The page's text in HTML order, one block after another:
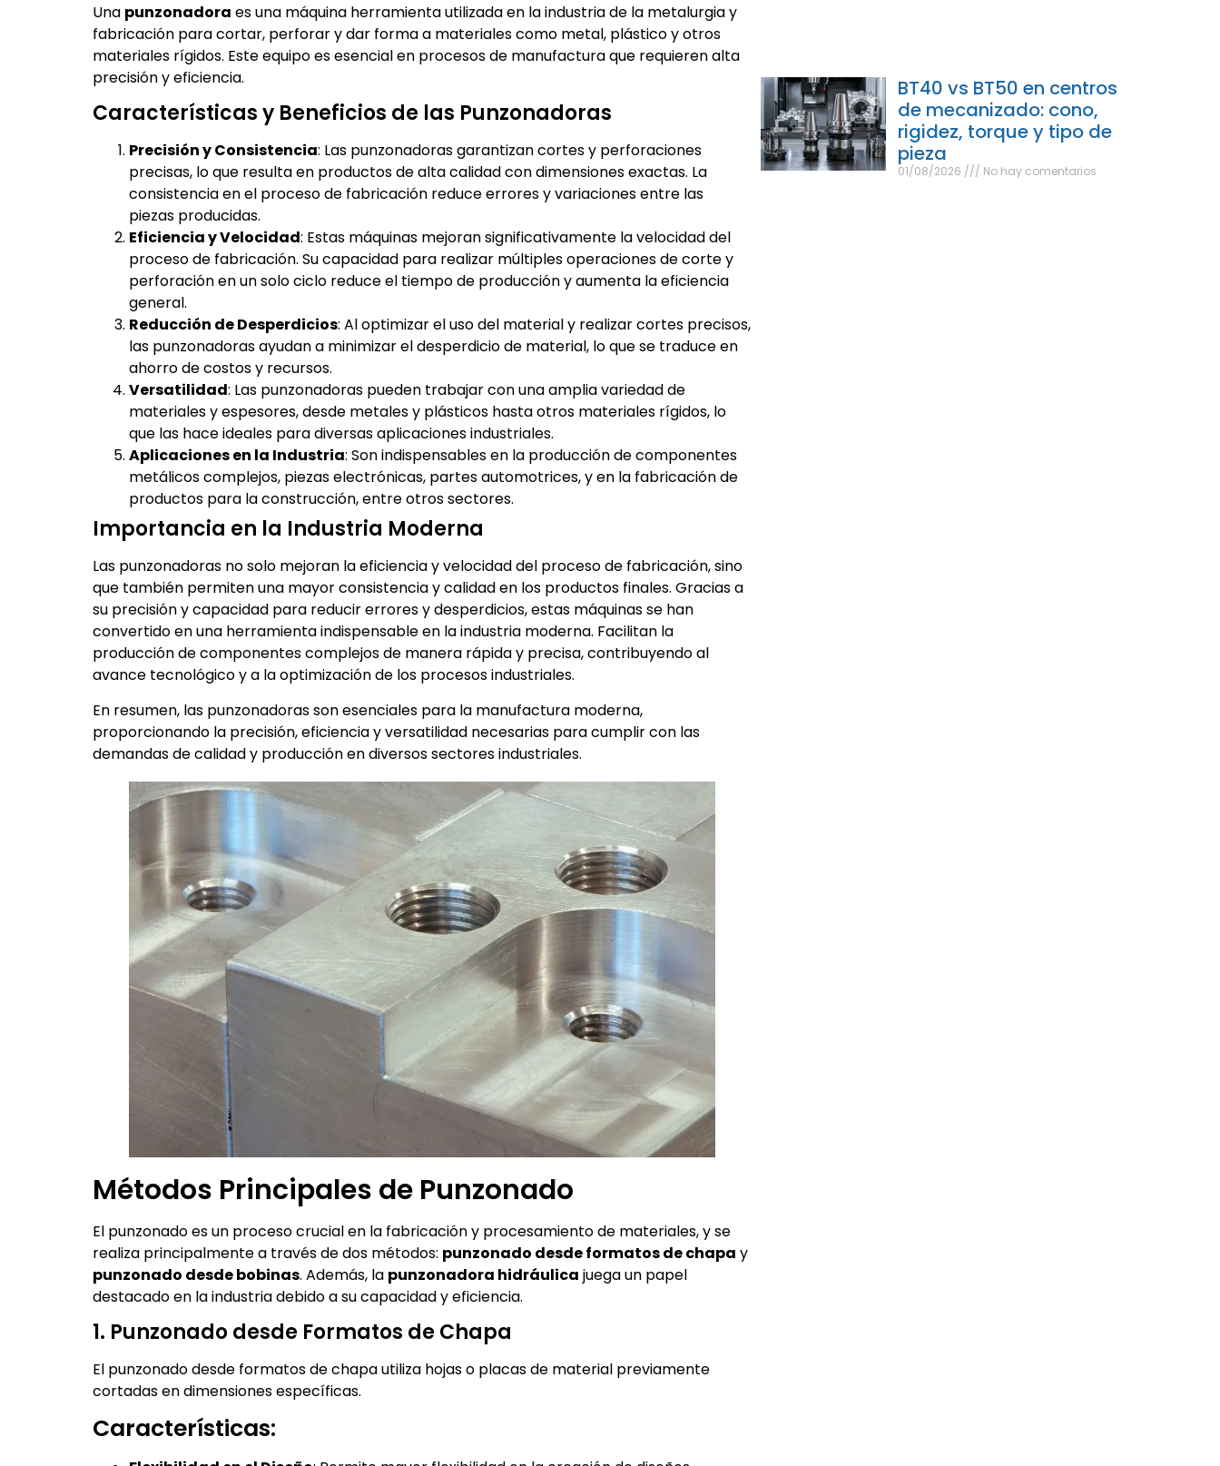
Una punzonadora es una máquina herramienta utilizada en la industria de la metalurgia y
fabricación para cortar, perforar y dar forma a materiales como metal, plástico y otros
materiales rígidos. Este equipo es esencial en procesos de manufactura que requieren alta
precisión y eficiencia.
Características y Beneficios de las Punzonadoras
Precisión y Consistencia: Las punzonadoras garantizan cortes y perforaciones
precisas, lo que resulta en productos de alta calidad con dimensiones exactas. La
consistencia en el proceso de fabricación reduce errores y variaciones entre las
piezas producidas.
Eficiencia y Velocidad: Estas máquinas mejoran significativamente la velocidad del
proceso de fabricación. Su capacidad para realizar múltiples operaciones de corte y
perforación en un solo ciclo reduce el tiempo de producción y aumenta la eficiencia
general.
Reducción de Desperdicios: Al optimizar el uso del material y realizar cortes precisos,
las punzonadoras ayudan a minimizar el desperdicio de material, lo que se traduce en
ahorro de costos y recursos.
Versatilidad: Las punzonadoras pueden trabajar con una amplia variedad de
materiales y espesores, desde metales y plásticos hasta otros materiales rígidos, lo
que las hace ideales para diversas aplicaciones industriales.
Aplicaciones en la Industria: Son indispensables en la producción de componentes
metálicos complejos, piezas electrónicas, partes automotrices, y en la fabricación de
productos para la construcción, entre otros sectores.
Importancia en la Industria Moderna
Las punzonadoras no solo mejoran la eficiencia y velocidad del proceso de fabricación, sino
que también permiten una mayor consistencia y calidad en los productos finales. Gracias a
su precisión y capacidad para reducir errores y desperdicios, estas máquinas se han
convertido en una herramienta indispensable en la industria moderna. Facilitan la
producción de componentes complejos de manera rápida y precisa, contribuyendo al
avance tecnológico y a la optimización de los procesos industriales.
En resumen, las punzonadoras son esenciales para la manufactura moderna,
proporcionando la precisión, eficiencia y versatilidad necesarias para cumplir con las
demandas de calidad y producción en diversos sectores industriales.
Métodos Principales de Punzonado
El punzonado es un proceso crucial en la fabricación y procesamiento de materiales, y se
realiza principalmente a través de dos métodos: punzonado desde formatos de chapa y
punzonado desde bobinas. Además, la punzonadora hidráulica juega un papel
destacado en la industria debido a su capacidad y eficiencia.
1. Punzonado desde Formatos de Chapa
El punzonado desde formatos de chapa utiliza hojas o placas de material previamente
cortadas en dimensiones específicas.
Características:
BT40 vs BT50 en centros
de mecanizado: cono,
rigidez, torque y tipo de
pieza
01/08/2026 No hay comentarios